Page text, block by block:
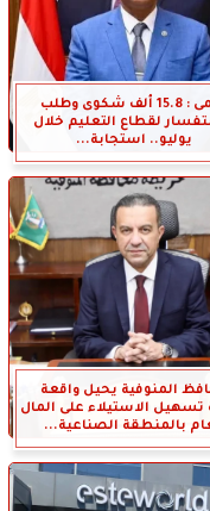
حلمى : 15.8 ألف شكوى وطلب
لقطاع التعليم خلال
يوليو.. استجابة...
المنوفية يحيل واقعة
الاستيلاء على المال
بالمنطقة الصناعية...